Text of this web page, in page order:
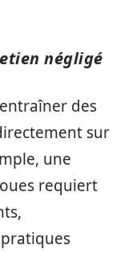
négligé
des
sur
une
requiert